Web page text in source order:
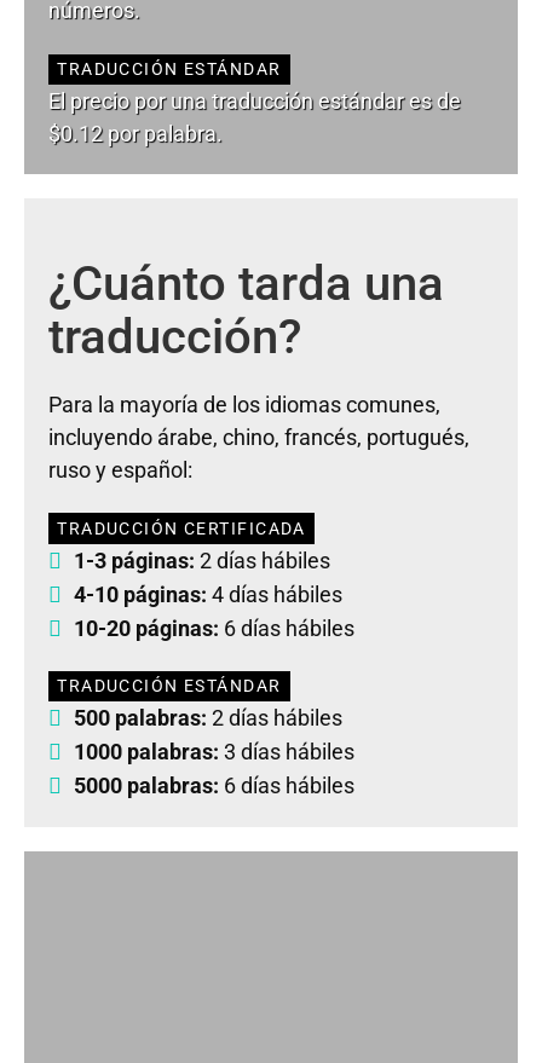
números.
TRADUCCIÓN ESTÁNDAR
El precio por una traducción estándar es de
$0.12 por palabra.
¿Cuánto tarda una
traducción?
Para la mayoría de los idiomas comunes,
incluyendo árabe, chino, francés, portugués,
ruso y español:
TRADUCCIÓN CERTIFICADA
1-3 páginas: 2 días hábiles
4-10 páginas: 4 días hábiles
10-20 páginas: 6 días hábiles
TRADUCCIÓN ESTÁNDAR
500 palabras: 2 días hábiles
1000 palabras: 3 días hábiles
5000 palabras: 6 días hábiles